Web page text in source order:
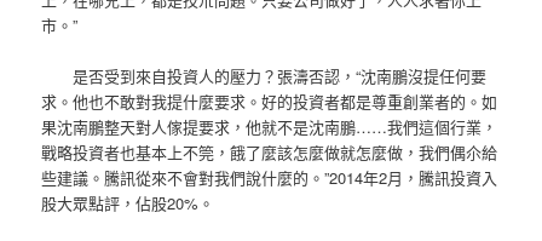
市。”
是否受到來自投資人的壓力？張濤否認，“沈南鵬沒提任何要
求。他也不敢對我提什麼要求。好的投資者都是尊重創業者的。如
果沈南鵬整天對人傢提要求，他就不是沈南鵬……我們這個行業，
戰略投資者也基本上不筦，餓了麼該怎麼做就怎麼做，我們偶尒給
些建議。騰訊從來不會對我們說什麼的。”2014年2月，騰訊投資入
股大眾點評，佔股20%。